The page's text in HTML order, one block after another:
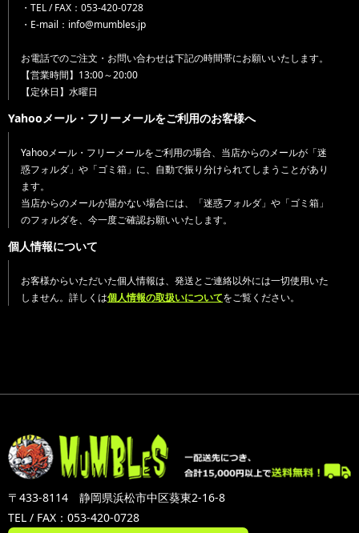
・TEL / FAX：053-420-0728
・E-mail：info@mumbles.jp
お電話でのご注文・お問い合わせは下記の時間帯にお願いいたします。
【営業時間】13:00～20:00
【定休日】水曜日
Yahooメール・フリーメールをご利用のお客様へ
Yahooメール・フリーメールをご利用の場合、当店からのメールが「迷
惑フォルダ」や「ゴミ箱」に、自動で振り分けられてしまうことがあり
ます。
当店からのメールが届かない場合には、「迷惑フォルダ」や「ゴミ箱」
のフォルダを、今一度ご確認お願いいたします。
個人情報について
お客様からいただいた個人情報は、発送とご連絡以外には一切使用いた
しません。詳しくは個人情報の取扱いについてをご覧ください。
〒433-8114 静岡県浜松市中区葵東2-16-8
TEL / FAX：053-420-0728